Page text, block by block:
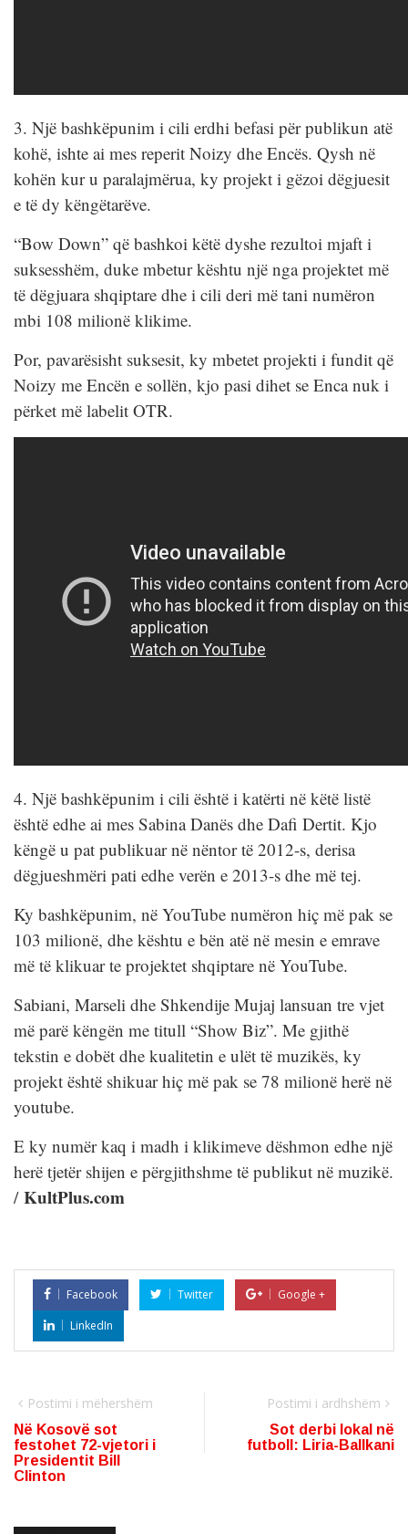
3. Një bashkëpunim i cili erdhi befasi për publikun atë
kohë, ishte ai mes reperit Noizy dhe Encës. Qysh në
kohën kur u paralajmërua, ky projekt i gëzoi dëgjuesit
e të dy këngëtarëve.
“Bow Down” që bashkoi këtë dyshe rezultoi mjaft i
suksesshëm, duke mbetur kështu një nga projektet më
të dëgjuara shqiptare dhe i cili deri më tani numëron
mbi 108 milionë klikime.
Por, pavarësisht suksesit, ky mbetet projekti i fundit që
Noizy me Encën e sollën, kjo pasi dihet se Enca nuk i
përket më labelit OTR.
4. Një bashkëpunim i cili është i katërti në këtë listë
është edhe ai mes Sabina Danës dhe Dafi Dertit. Kjo
këngë u pat publikuar në nëntor të 2012-s, derisa
dëgjueshmëri pati edhe verën e 2013-s dhe më tej.
Ky bashkëpunim, në YouTube numëron hiç më pak se
103 milionë, dhe kështu e bën atë në mesin e emrave
më të klikuar te projektet shqiptare në YouTube.
Sabiani, Marseli dhe Shkendije Mujaj lansuan tre vjet
më parë këngën me titull “Show Biz”. Me gjithë
tekstin e dobët dhe kualitetin e ulët të muzikës, ky
projekt është shikuar hiç më pak se 78 milionë herë në
youtube.
E ky numër kaq i madh i klikimeve dëshmon edhe një
herë tjetër shijen e përgjithshme të publikut në muzikë.
/ KultPlus.com
Facebook Twitter
Google +
LinkedIn
Postimi i mëhershëm
Në Kosovë sot
festohet 72-vjetori i
Presidentit Bill
Clinton
Postimi i ardhshëm
Sot derbi lokal në
futboll: Liria-Ballkani